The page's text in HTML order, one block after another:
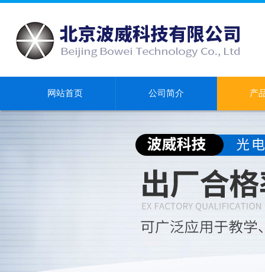
网站首页 公司简介 产